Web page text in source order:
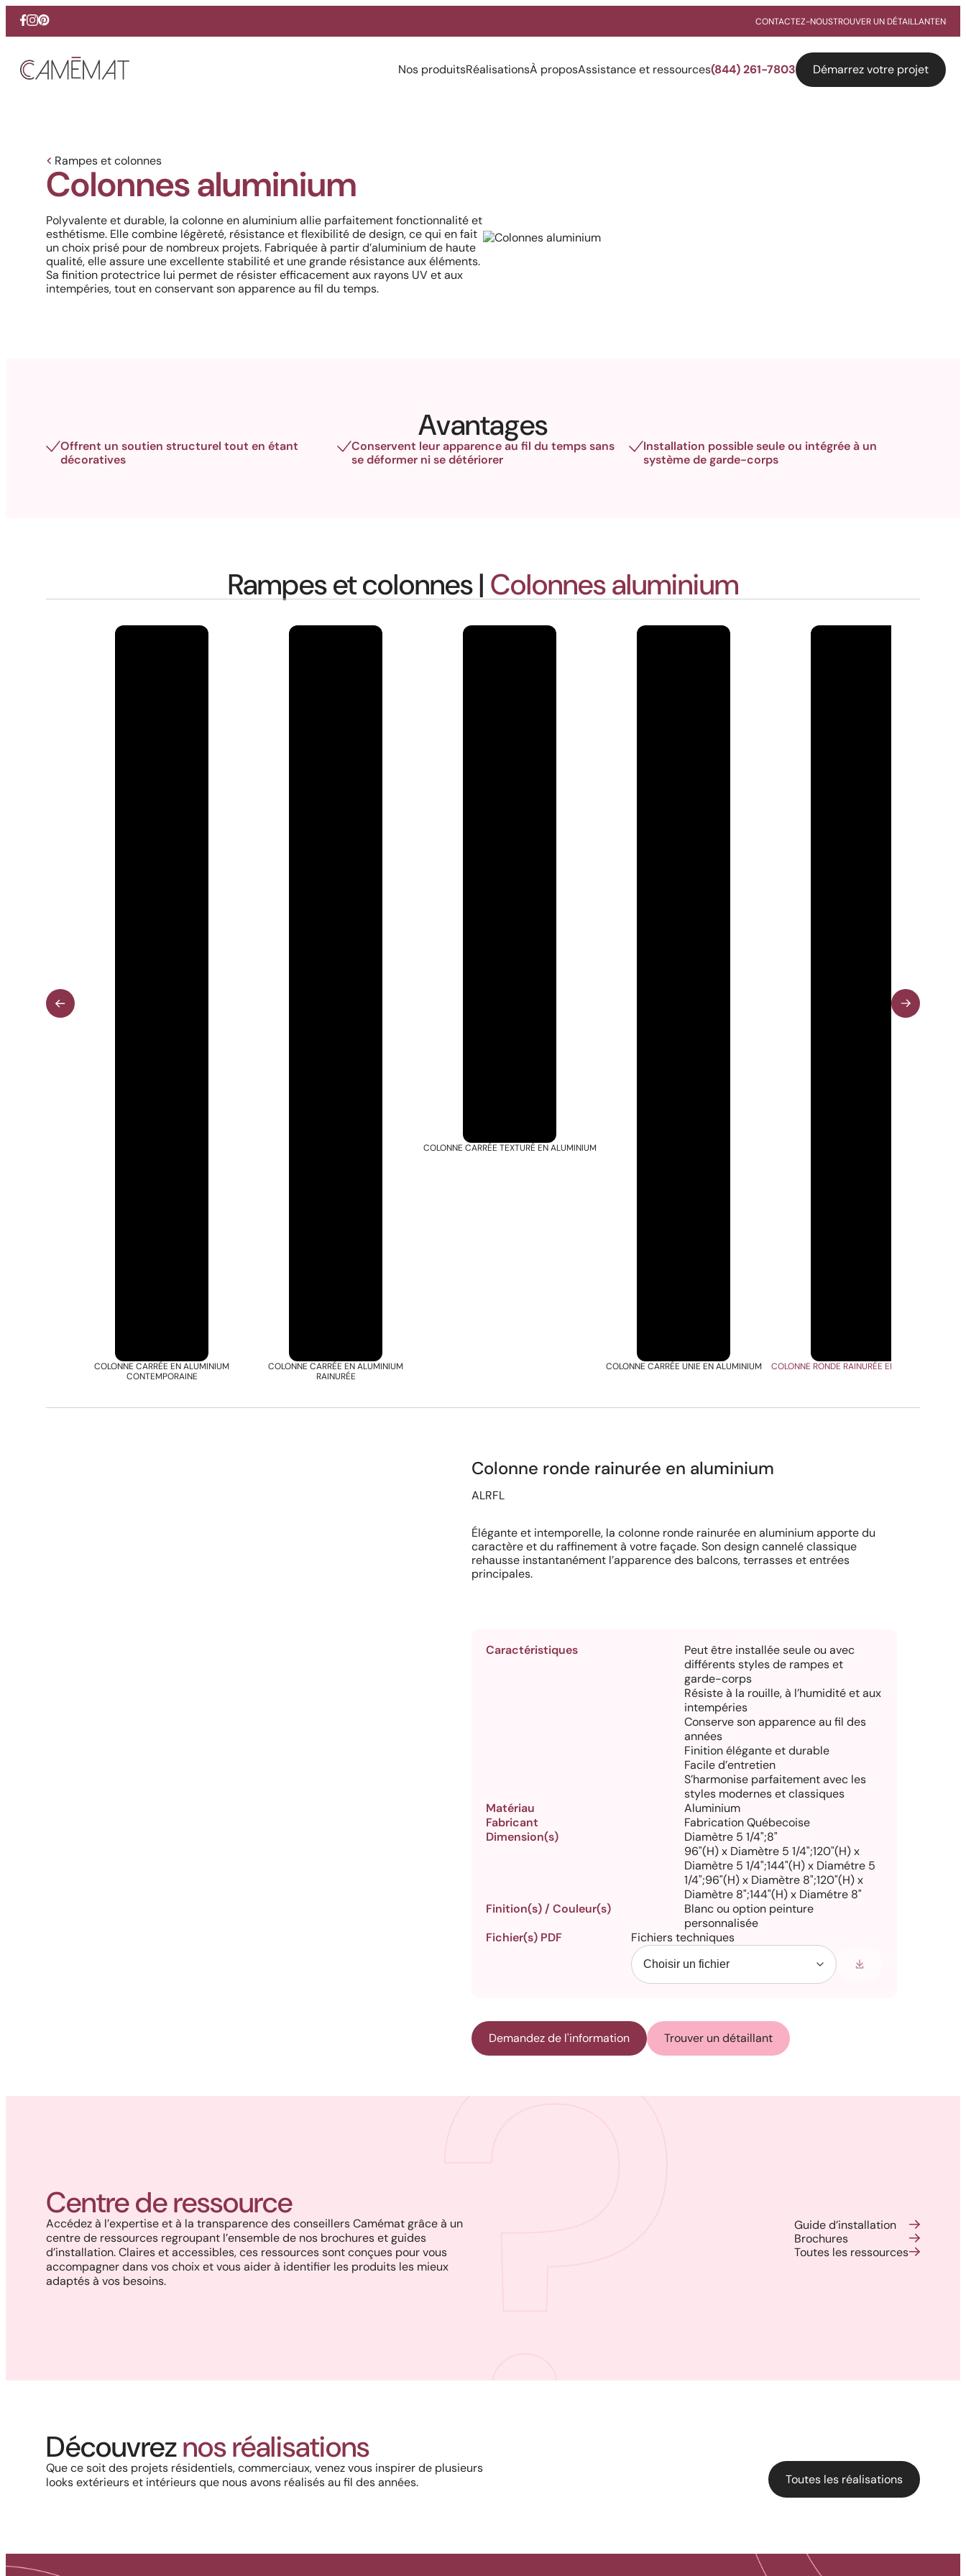
Facebook
Instagram
Pinterest CONTACTEZ-NOUSTROUVER UN DÉTAILLANTEN
Nos produitsRéalisationsÀ proposAssistance et ressources(844) 261-7803 Démarrez votre projet
Rampes et colonnes
Colonnes aluminium
Polyvalente et durable, la colonne en aluminium allie parfaitement fonctionnalité et
esthétisme. Elle combine légèreté, résistance et flexibilité de design, ce qui en fait
un choix prisé pour de nombreux projets. Fabriquée à partir d’aluminium de haute
qualité, elle assure une excellente stabilité et une grande résistance aux éléments.
Sa finition protectrice lui permet de résister efficacement aux rayons UV et aux
intempéries, tout en conservant son apparence au fil du temps.
Avantages
Offrent un soutien structurel tout en étant
décoratives
Conservent leur apparence au fil du temps sans
se déformer ni se détériorer
Installation possible seule ou intégrée à un
système de garde-corps
Rampes et colonnes | Colonnes aluminium
COLONNE CARRÉE EN ALUMINIUM
CONTEMPORAINE
COLONNE CARRÉE EN ALUMINIUM
RAINURÉE
COLONNE CARRÉE TEXTURÉ EN ALUMINIUM
COLONNE CARRÉE UNIE EN ALUMINIUM COLONNE RONDE RAINURÉE EN ALUMINIUM
Colonne ronde rainurée en aluminium
ALRFL
Élégante et intemporelle, la colonne ronde rainurée en aluminium apporte du
caractère et du raffinement à votre façade. Son design cannelé classique
rehausse instantanément l’apparence des balcons, terrasses et entrées
principales.
Caractéristiques
Peut être installée seule ou avec
différents styles de rampes et
garde-corps
Résiste à la rouille, à l’humidité et aux
intempéries
Conserve son apparence au fil des
années
Finition élégante et durable
Facile d’entretien
S’harmonise parfaitement avec les
styles modernes et classiques
Matériau
Aluminium
Fabricant
Fabrication Québecoise
Dimension(s)
Diamètre 5 1/4";8"
96"(H) x Diamètre 5 1/4";120"(H) x
Diamètre 5 1/4";144"(H) x Diamétre 5
1/4";96"(H) x Diamètre 8";120"(H) x
Diamètre 8";144"(H) x Diamétre 8"
Finition(s) / Couleur(s)
Blanc ou option peinture
personnalisée
Fichier(s) PDF
Fichiers techniques
Demandez de l'information Trouver un détaillant
Centre de ressource
Accédez à l’expertise et à la transparence des conseillers Camémat grâce à un
centre de ressources regroupant l’ensemble de nos brochures et guides
d’installation. Claires et accessibles, ces ressources sont conçues pour vous
accompagner dans vos choix et vous aider à identifier les produits les mieux
adaptés à vos besoins.
Guide d’installation
Brochures
Toutes les ressources
Découvreznos réalisations
Que ce soit des projets résidentiels, commerciaux, venez vous inspirer de plusieurs
looks extérieurs et intérieurs que nous avons réalisés au fil des années.
Toutes les réalisations
durabilité absolue avec nos
rampes et colonnes en PVC
architectural prend vie grâce à
nos solutions haut de gamme
une terrasse polyvalente